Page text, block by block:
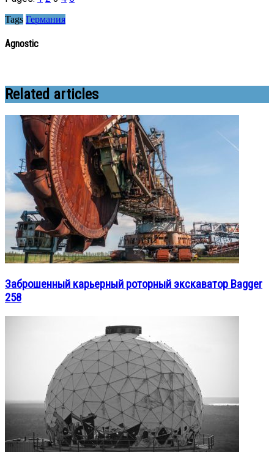
Tags Германия
Agnostic
Related articles
Заброшенный карьерный роторный экскаватор Bagger
258